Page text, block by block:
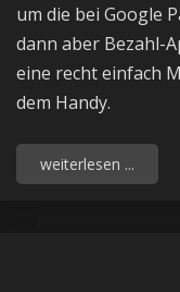
um die bei Google
dann aber Bezahl-
eine recht einfach
dem Handy.
weiterlesen ...